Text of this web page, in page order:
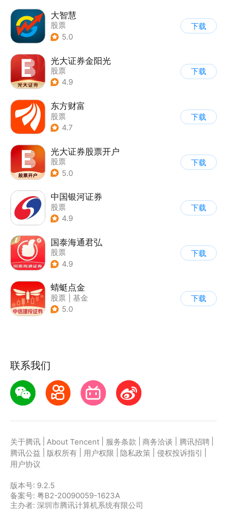
大智慧
股票
5.0
下载
光大证券金阳光
股票
4.9
下载
东方财富
股票
4.7
下载
光大证券股票开户
股票
5.0
下载
中国银河证券
股票
4.9
下载
国泰海通君弘
股票
4.9
下载
蜻蜓点金
股票
基金
5.0
下载
联系我们
关于腾讯 About Tencent 服务条款 商务洽谈 腾讯招聘
腾讯公益
版权所有 用户权限 隐私政策 侵权投诉指引
用户协议
版本号: 9.2.5
备案号: 粤B2-20090059-1623A
主办者: 深圳市腾讯计算机系统有限公司